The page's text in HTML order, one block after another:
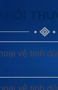
HỎI
vệ tinh